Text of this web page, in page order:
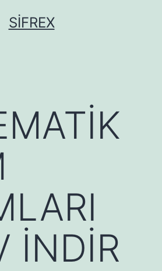
SIFREX
İNDİR